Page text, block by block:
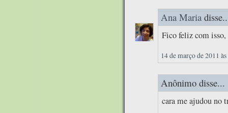
Ana Maria
Fico feliz com
14 de março de 2011
Anônimo disse...
cara me ajudou no